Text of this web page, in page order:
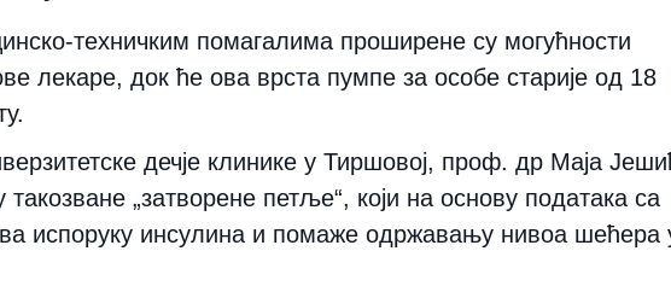
техничким помагалима проширене су могућности
лекаре, док ће ова врста пумпе за особе старије од 18
дечје клинике у Тиршовој, проф. др Маја
такозване „затворене петље“, који на основу података са
испоруку инсулина и помаже одржавању нивоа шећера